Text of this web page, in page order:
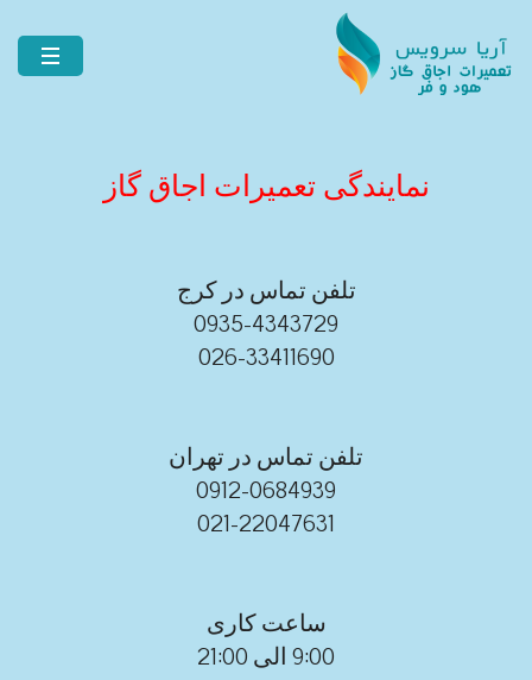
نمایندگی تعمیرات اجاق گاز
تلفن تماس در کرج
0935-4343729
026-33411690
تلفن تماس در تهران
0912-0684939
021-22047631
ساعت کاری
9:00 الی 21:00